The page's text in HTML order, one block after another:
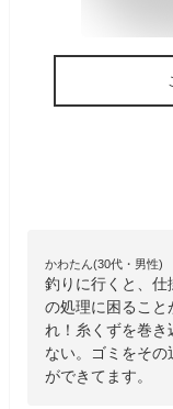
かわたん(30代・男性)
釣りに行くと、仕
の処理に困ること
れ！糸くずを巻き
ない。ゴミをその
ができてます。